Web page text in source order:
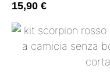
15,90 €